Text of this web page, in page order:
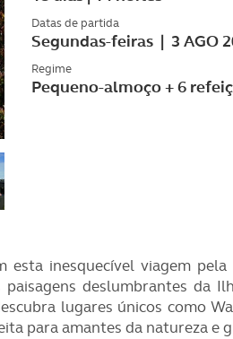
Datas de partida
Segundas-feiras | 3 AGO
Regime
Pequeno-almoço + 6
inesquecível viagem
deslumbrantes da
lugares únicos como
para amantes da natureza e